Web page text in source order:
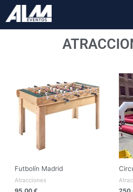
Futbolín Madrid
Atracciones